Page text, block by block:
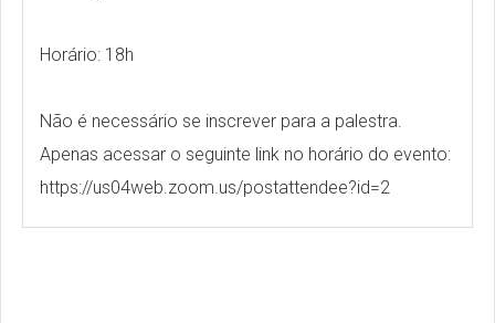
Horário: 18h
Não é necessário se inscrever para a palestra.
Apenas acessar o seguinte link no horário do evento:
https://us04web.zoom.us/postattendee?id=2